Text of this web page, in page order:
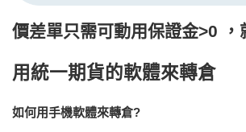
價差單只需可動用保證金>0 ，
用統一期貨的軟體來轉倉
如何用手機軟體來轉倉?